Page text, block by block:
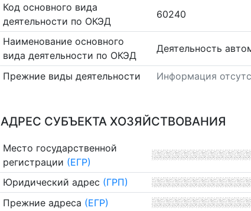
Код основного вида
деятельности по ОКЭД
60240
Наименование основного
вида деятельности по ОКЭД
Деятельность
Прежние виды деятельности Информация
АДРЕС СУБЪЕКТА ХОЗЯЙСТВОВАНИЯ
Место государственной
регистрации (ЕГР)
Юридический адрес (ГРП)
Прежние адреса (ЕГР)